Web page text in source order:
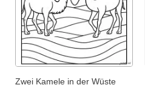
Zwei Kamele in der Wüste